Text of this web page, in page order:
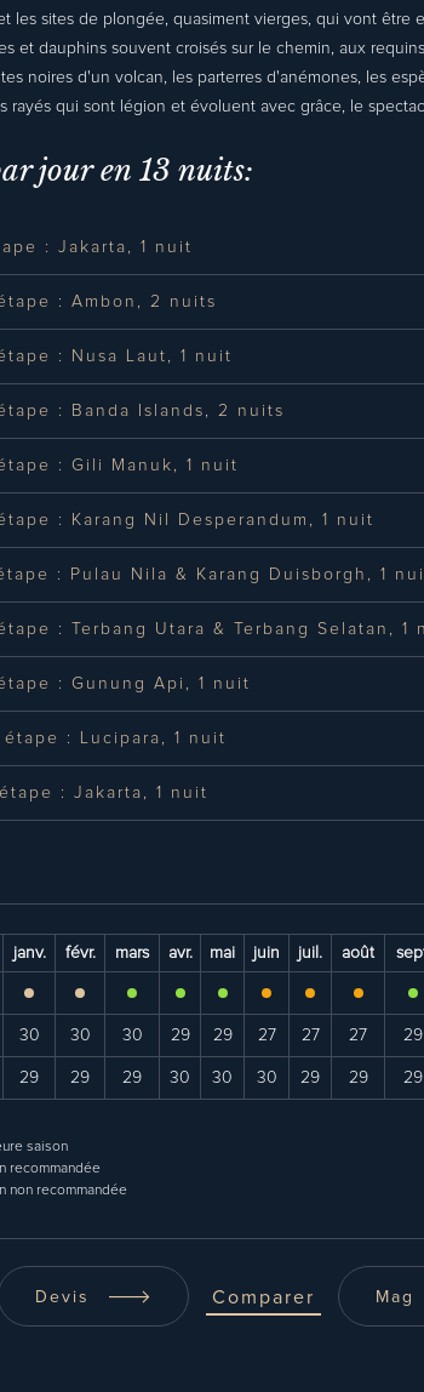
les sites de plongée, quasiment vierges, qui vont être
et dauphins souvent croisés sur le chemin, aux
noires d'un volcan, les parterres d'anémones, les
rayés qui sont légion et évoluent avec grâce, le
jour en 13 nuits:
: Jakarta, 1 nuit
: Ambon, 2 nuits
: Nusa Laut, 1 nuit
: Banda Islands, 2 nuits
: Gili Manuk, 1 nuit
: Karang Nil Desperandum, 1 nuit
: Pulau Nila & Karang Duisborgh, 1
: Terbang Utara & Terbang Selatan, 1
: Gunung Api, 1 nuit
étape : Lucipara, 1 nuit
étape : Jakarta, 1 nuit
janv. févr. mars avr. mai juin juil. août
30 30 30 29 29 27 27 27 29
29 29 29 30 30 30 29 29 29
saison
recommandée
non recommandée
Devis Comparer Mag